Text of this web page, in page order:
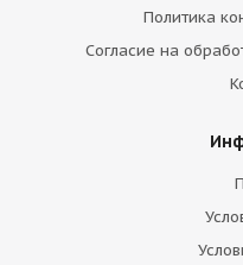
Политика
Согласие на